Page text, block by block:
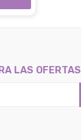
LAS OFERTAS